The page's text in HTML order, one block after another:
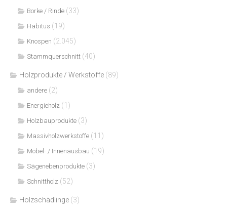
Borke / Rinde (33)
Habitus (19)
Knospen (2.045)
Stammquerschnitt (40)
Holzprodukte / Werkstoffe (89)
andere (2)
Energieholz (1)
Holzbauprodukte (3)
Massivholzwerkstoffe (11)
Möbel- / Innenausbau (19)
Sägenebenprodukte (3)
Schnittholz (52)
Holzschädlinge (3)